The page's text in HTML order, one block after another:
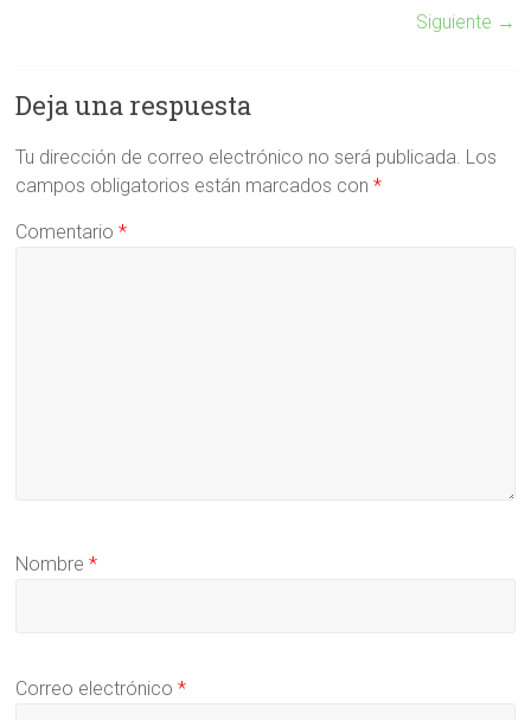
Siguiente →
Deja una respuesta
Tu dirección de correo electrónico no será publicada. Los
campos obligatorios están marcados con*
Comentario*
Nombre*
Correo electrónico*